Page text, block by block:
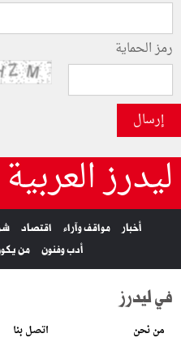
رمز الحماية
إرسال
ليدرز العربية
أخبار مواقف وآراء اقتصاد
أدب وفنون
من
في ليدرز
من نحن اتصل بنا